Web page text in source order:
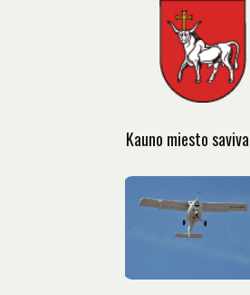
Kauno miesto